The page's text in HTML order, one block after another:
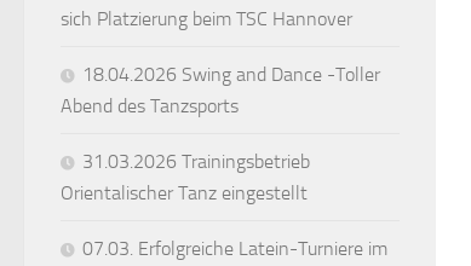
sich Platzierung beim TSC Hannover
18.04.2026 Swing and Dance -Toller
Abend des Tanzsports
31.03.2026 Trainingsbetrieb
Orientalischer Tanz eingestellt
07.03. Erfolgreiche Latein-Turniere im